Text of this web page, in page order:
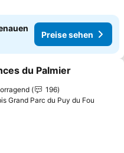
Preise sehen
hinzufügen
du Palmier
196
Grand Parc du Puy du Fou